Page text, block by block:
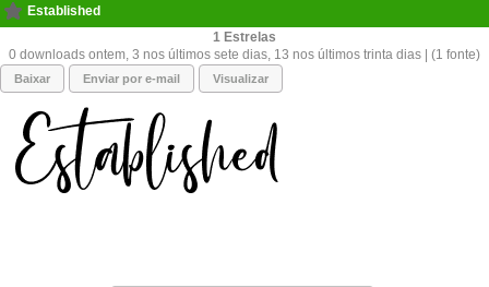
Established
1
0 downloads ontem, 3 nos últimos sete dias, 13 nos últimos trinta dias | (1 fonte)
Baixar Enviar por e-mail Visualizar